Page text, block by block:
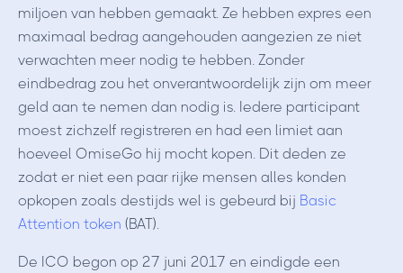
miljoen van hebben gemaakt. Ze hebben expres een
maximaal bedrag aangehouden aangezien ze niet
verwachten meer nodig te hebben. Zonder
eindbedrag zou het onverantwoordelijk zijn om meer
geld aan te nemen dan nodig is. Iedere participant
moest zichzelf registreren en had een limiet aan
hoeveel OmiseGo hij mocht kopen. Dit deden ze
zodat er niet een paar rijke mensen alles konden
opkopen zoals destijds wel is gebeurd bij Basic
Attention token (BAT).
De ICO begon op 27 juni 2017 en eindigde een